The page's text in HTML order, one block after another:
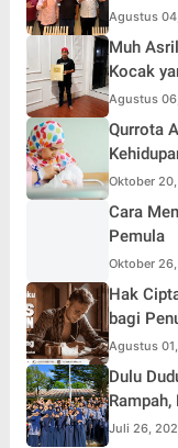
Jakarta
ke-81
Agustus
Muh
Kocak
Jadi
Agustus
Qurrota
Oktober
Cara
Pemula
Oktober
Hak
bagi
Agustus
Dulu
Febryan
Juli 26,